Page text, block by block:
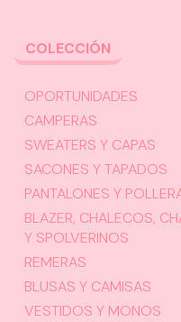
COLECCIÓN
OPORTUNIDADES
CAMPERAS
SWEATERS Y CAPAS
SACONES Y TAPADOS
PANTALONES Y
BLAZER, CHALECOS,
Y SPOLVERINOS
REMERAS
BLUSAS Y CAMISAS
VESTIDOS Y MONOS